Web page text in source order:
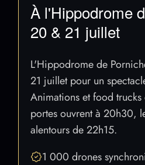
À l'Hippodrome
20 & 21 juillet
L'Hippodrome de
21 juillet pour un
Animations et food
portes ouvrent à 20h30,
alentours de 22h15.
1 000 drones